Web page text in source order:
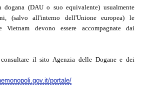
(DAU o suo equivalente) usualmente
(salvo all'interno dell'Unione europea) le
Vietnam devono essere accompagnate dai
il sito Agenzia delle Dogane e dei
portale/